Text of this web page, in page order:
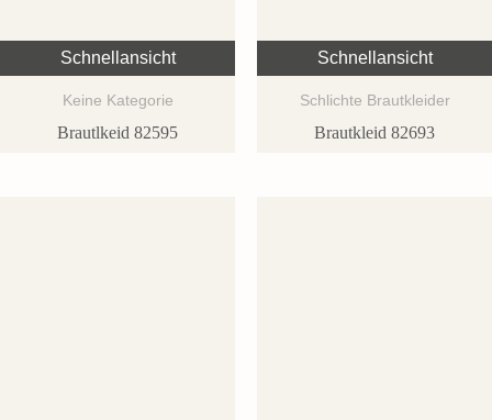
Schnellansicht
Keine Kategorie
Brautlkeid 82595
Schnellansicht
Schlichte Brautkleider
Brautkleid 82693